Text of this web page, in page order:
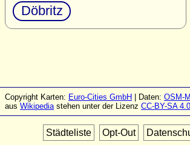
Döbritz
Copyright Karten: Euro-Cities GmbH | Daten: OSM-
aus Wikipediastehen unter der Lizenz CC-BY-SA 4.0
Städteliste Opt-Out